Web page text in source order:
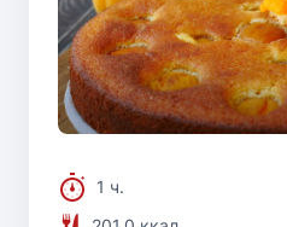
1 ч.